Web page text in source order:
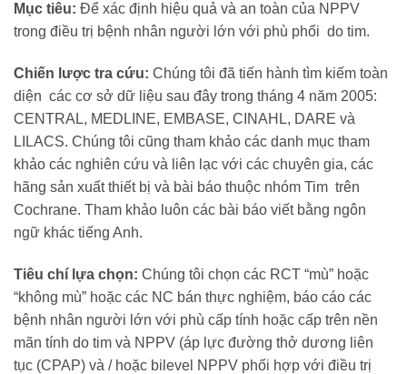
Mục tiêu: Để xác định hiệu quả và an toàn của NPPV
trong điều trị bệnh nhân người lớn với phù phổi do tim.
Chiến lược tra cứu: Chúng tôi đã tiến hành tìm kiếm toàn
diện các cơ sở dữ liệu sau đây trong tháng 4 năm 2005:
CENTRAL, MEDLINE, EMBASE, CINAHL, DARE và
LILACS. Chúng tôi cũng tham khảo các danh mục tham
khảo các nghiên cứu và liên lạc với các chuyên gia, các
hãng sản xuất thiết bị và bài báo thuộc nhóm Tim trên
Cochrane. Tham khảo luôn các bài báo viết bằng ngôn
ngữ khác tiếng Anh.
Tiêu chí lựa chọn: Chúng tôi chọn các RCT “mù” hoặc
“không mù” hoặc các NC bán thực nghiệm, báo cáo các
bệnh nhân người lớn với phù cấp tính hoặc cấp trên nền
mãn tính do tim và NPPV (áp lực đường thở dương liên
tục (CPAP) và / hoặc bilevel NPPV phối hợp với điều trị